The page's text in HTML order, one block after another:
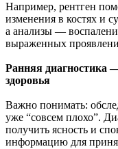
Например, рентген
изменения в костях и
а анализы —
выраженных
Ранняя диагностика
здоровья
Важно понимать:
уже “совсем плохо”.
получить ясность и
информацию для